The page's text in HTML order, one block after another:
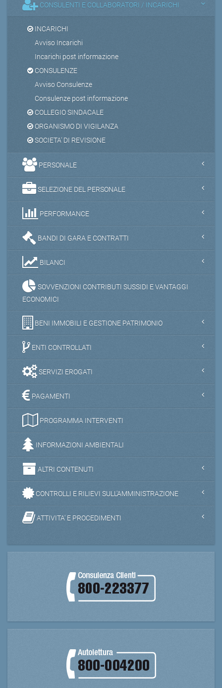
CONSULENTI E COLLABORATORI / INCARICHI
INCARICHI
Avviso Incarichi
Incarichi post informazione
CONSULENZE
Avviso Consulenze
Consulenze post informazione
COLLEGIO SINDACALE
ORGANISMO DI VIGILANZA
SOCIETA' DI REVISIONE
PERSONALE
SELEZIONE DEL PERSONALE
PERFORMANCE
BANDI DI GARA E CONTRATTI
BILANCI
SOVVENZIONI CONTRIBUTI SUSSIDI E VANTAGGI
ECONOMICI
BENI IMMOBILI E GESTIONE PATRIMONIO
ENTI CONTROLLATI
SERVIZI EROGATI
PAGAMENTI
PROGRAMMA INTERVENTI
INFORMAZIONI AMBIENTALI
ALTRI CONTENUTI
CONTROLLI E RILIEVI SULL'AMMINISTRAZIONE
ATTIVITA' E PROCEDIMENTI